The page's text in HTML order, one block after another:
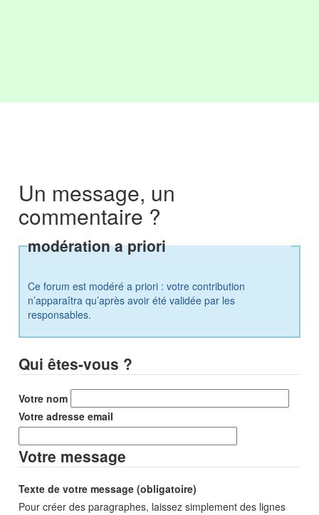
Un message, un
commentaire ?
modération a priori
Ce forum est modéré a priori : votre contribution
n’apparaîtra qu’après avoir été validée par les
responsables.
Qui êtes-vous ?
Votre nom
Votre adresse email
Votre message
Texte de votre message (obligatoire)
Pour créer des paragraphes, laissez simplement des lignes